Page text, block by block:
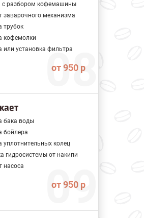
с разбором кофемашины
заварочного механизма
трубок
кофемолки
или установка фильтра
от 950 р
бака воды
бойлера
уплотнительных колец
гидросистемы от накипи
насоса
от 950 р